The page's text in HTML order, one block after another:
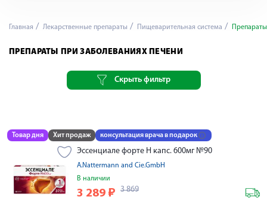
Главная Лекарственные препараты Пищеварительная система
ПРЕПАРАТЫ ПРИ ЗАБОЛЕВАНИЯХ ПЕЧЕНИ
Скрыть фильтр
Товар дня Хит продаж консультация врача в подарок
Эссенциале форте Н капс. 600мг №90
A.Nattermann and Cie.GmbH
В наличии
3 289 ₽ 3 869